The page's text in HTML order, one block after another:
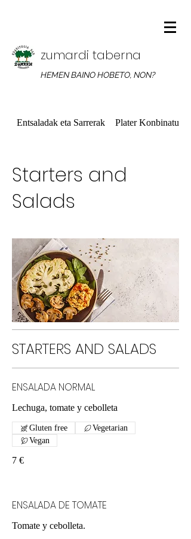
zumardi taberna
HEMEN BAINO HOBETO, NON?
Entsaladak eta Sarrerak Plater Konbinatuak
Starters and
Salads
STARTERS AND SALADS
ENSALADA NORMAL
Lechuga, tomate y cebolleta
7 €
Gluten free
Vegetarian
Vegan
ENSALADA DE TOMATE
Tomate y cebolleta.